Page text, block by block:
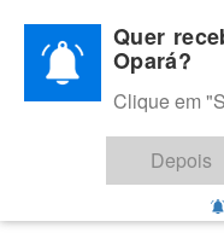
content
Melhores notícias de
Quer
Opará?
Clique em
Depois